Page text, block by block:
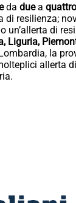
da duea quattro
di resilienza;
un’allerta di
Liguria,
la
allerta